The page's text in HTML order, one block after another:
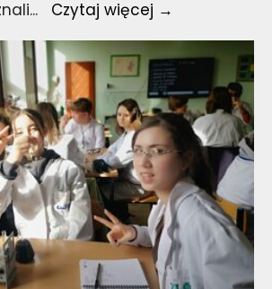
... Czytaj więcej →